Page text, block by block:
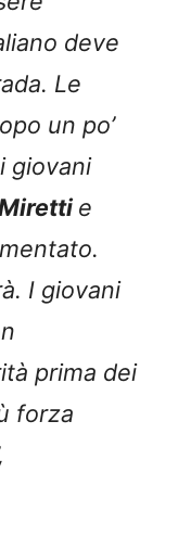
deve
Le
un po’
giovani
e
I giovani
prima dei
forza